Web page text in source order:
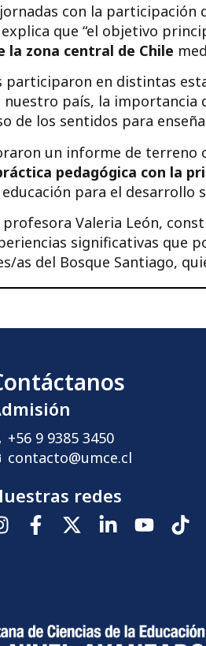
con la participación
explica que “el objetivo
la zona central de Chile
participaron en distintas
nuestro país, la importancia
de los sentidos para
un informe de
pedagógica con la
para el desarrollo
Valeria León,
significativas que
as del Bosque Santiago,
+56 9 9385 3450
contacto@umce.cl
redes